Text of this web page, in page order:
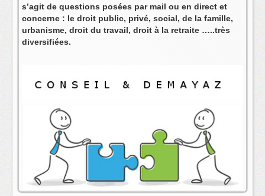
s’agit de questions posées par mail ou en direct et
concerne : le droit public, privé, social, de la famille,
urbanisme, droit du travail, droit à la retraite …..très
diversifiées.